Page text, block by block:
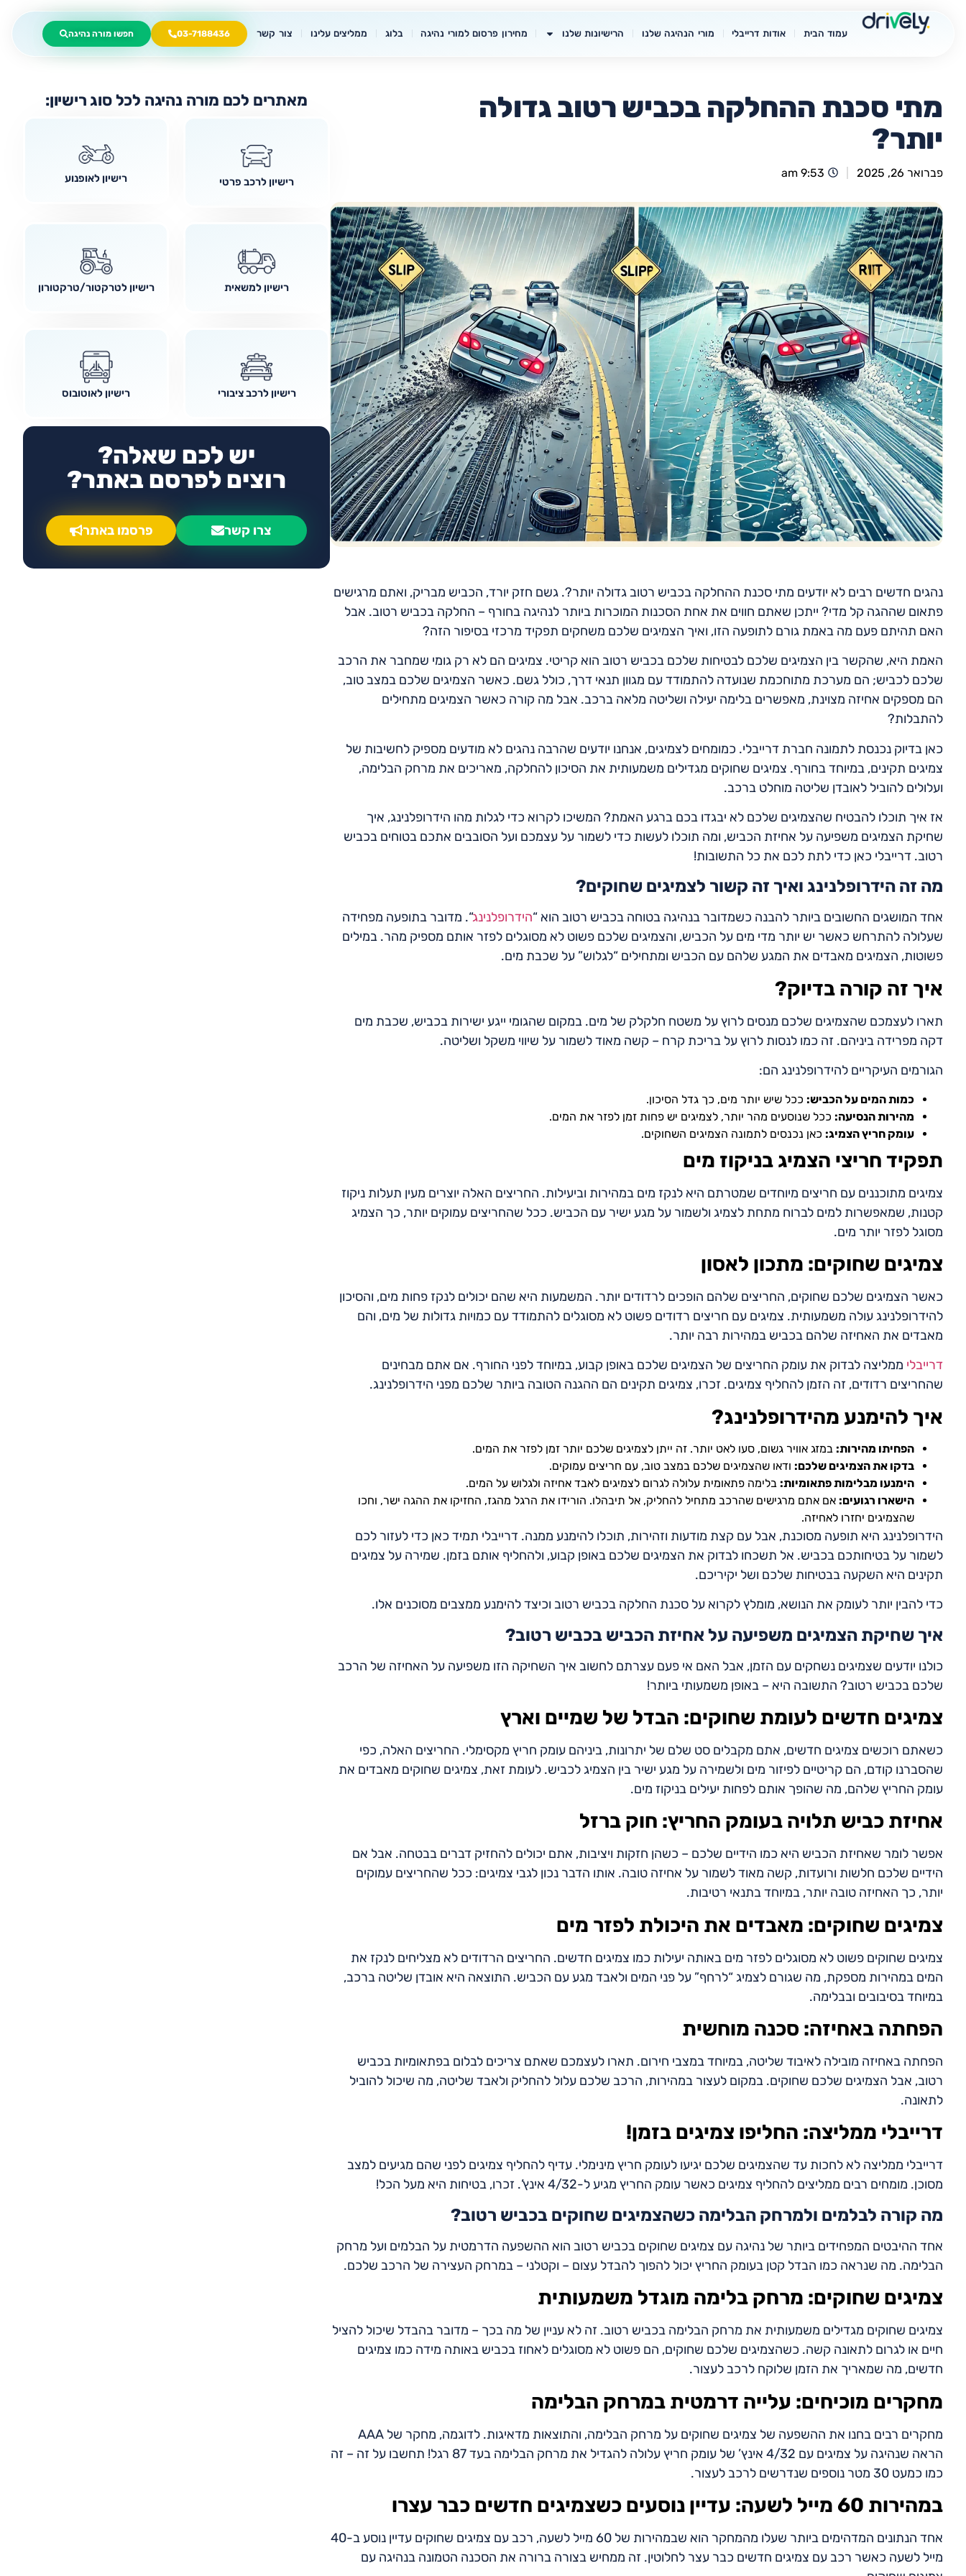
עמוד הבית אודות דרייבלי מורי הנהיגה שלנו הרישיונות שלנו מחירון פרסום למורי נהיגה בלוג ממליצים עלינו צור קשר 03-7188436 חפשו מורה נהיגה
מתי סכנת ההחלקה בכביש רטוב גדולה
יותר?
פברואר 26, 2025 9:53 am
נהגים חדשים רבים לא יודעים מתי סכנת ההחלקה בכביש רטוב גדולה יותר?. גשם חזק יורד, הכביש מבריק, ואתם מרגישים
פתאום שההגה קל מדי? ייתכן שאתם חווים את אחת הסכנות המוכרות ביותר לנהיגה בחורף – החלקה בכביש רטוב. אבל
האם תהיתם פעם מה באמת גורם לתופעה הזו, ואיך הצמיגים שלכם משחקים תפקיד מרכזי בסיפור הזה?
האמת היא, שהקשר בין הצמיגים שלכם לבטיחות שלכם בכביש רטוב הוא קריטי. צמיגים הם לא רק גומי שמחבר את הרכב
שלכם לכביש; הם מערכת מתוחכמת שנועדה להתמודד עם מגוון תנאי דרך, כולל גשם. כאשר הצמיגים שלכם במצב טוב,
הם מספקים אחיזה מצוינת, מאפשרים בלימה יעילה ושליטה מלאה ברכב. אבל מה קורה כאשר הצמיגים מתחילים
להתבלות?
כאן בדיוק נכנסת לתמונה חברת דרייבלי. כמומחים לצמיגים, אנחנו יודעים שהרבה נהגים לא מודעים מספיק לחשיבות של
צמיגים תקינים, במיוחד בחורף. צמיגים שחוקים מגדילים משמעותית את הסיכון להחלקה, מאריכים את מרחק הבלימה,
ועלולים להוביל לאובדן שליטה מוחלט ברכב.
אז איך תוכלו להבטיח שהצמיגים שלכם לא יבגדו בכם ברגע האמת? המשיכו לקרוא כדי לגלות מהו הידרופלנינג, איך
שחיקת הצמיגים משפיעה על אחיזת הכביש, ומה תוכלו לעשות כדי לשמור על עצמכם ועל הסובבים אתכם בטוחים בכביש
רטוב. דרייבלי כאן כדי לתת לכם את כל התשובות!
מה זה הידרופלנינג ואיך זה קשור לצמיגים שחוקים?
אחד המושגים החשובים ביותר להבנה כשמדובר בנהיגה בטוחה בכביש רטוב הוא “הידרופלנינג“. מדובר בתופעה מפחידה
שעלולה להתרחש כאשר יש יותר מדי מים על הכביש, והצמיגים שלכם פשוט לא מסוגלים לפזר אותם מספיק מהר. במילים
פשוטות, הצמיגים מאבדים את המגע שלהם עם הכביש ומתחילים “לגלוש” על שכבת מים.
איך זה קורה בדיוק?
תארו לעצמכם שהצמיגים שלכם מנסים לרוץ על משטח חלקלק של מים. במקום שהגומי ייגע ישירות בכביש, שכבת מים
דקה מפרידה ביניהם. זה כמו לנסות לרוץ על בריכת קרח – קשה מאוד לשמור על שיווי משקל ושליטה.
הגורמים העיקריים להידרופלנינג הם:
כמות המים על הכביש: ככל שיש יותר מים, כך גדל הסיכון.
מהירות הנסיעה: ככל שנוסעים מהר יותר, לצמיגים יש פחות זמן לפזר את המים.
עומק חריץ הצמיג: כאן נכנסים לתמונה הצמיגים השחוקים.
תפקיד חריצי הצמיג בניקוז מים
צמיגים מתוכננים עם חריצים מיוחדים שמטרתם היא לנקז מים במהירות וביעילות. החריצים האלה יוצרים מעין תעלות ניקוז
קטנות, שמאפשרות למים לברוח מתחת לצמיג ולשמור על מגע ישיר עם הכביש. ככל שהחריצים עמוקים יותר, כך הצמיג
מסוגל לפזר יותר מים.
צמיגים שחוקים: מתכון לאסון
כאשר הצמיגים שלכם שחוקים, החריצים שלהם הופכים לרדודים יותר. המשמעות היא שהם יכולים לנקז פחות מים, והסיכון
להידרופלנינג עולה משמעותית. צמיגים עם חריצים רדודים פשוט לא מסוגלים להתמודד עם כמויות גדולות של מים, והם
מאבדים את האחיזה שלהם בכביש במהירות רבה יותר.
דרייבלי ממליצה לבדוק את עומק החריצים של הצמיגים שלכם באופן קבוע, במיוחד לפני החורף. אם אתם מבחינים
שהחריצים רדודים, זה הזמן להחליף צמיגים. זכרו, צמיגים תקינים הם ההגנה הטובה ביותר שלכם מפני הידרופלנינג.
איך להימנע מהידרופלנינג?
הפחיתו מהירות: במזג אוויר גשום, סעו לאט יותר. זה ייתן לצמיגים שלכם יותר זמן לפזר את המים.
בדקו את הצמיגים שלכם: ודאו שהצמיגים שלכם במצב טוב, עם חריצים עמוקים.
הימנעו מבלימות פתאומיות: בלימה פתאומית עלולה לגרום לצמיגים לאבד אחיזה ולגלוש על המים.
הישארו רגועים: אם אתם מרגישים שהרכב מתחיל להחליק, אל תיבהלו. הורידו את הרגל מהגז, החזיקו את ההגה ישר, וחכו
שהצמיגים יחזרו לאחיזה.
הידרופלנינג היא תופעה מסוכנת, אבל עם קצת מודעות וזהירות, תוכלו להימנע ממנה. דרייבלי תמיד כאן כדי לעזור לכם
לשמור על בטיחותכם בכביש. אל תשכחו לבדוק את הצמיגים שלכם באופן קבוע, ולהחליף אותם בזמן. שמירה על צמיגים
תקינים היא השקעה בבטיחות שלכם ושל יקיריכם.
כדי להבין יותר לעומק את הנושא, מומלץ לקרוא על סכנת החלקה בכביש רטוב וכיצד להימנע ממצבים מסוכנים אלו.
איך שחיקת הצמיגים משפיעה על אחיזת הכביש בכביש רטוב?
כולנו יודעים שצמיגים נשחקים עם הזמן, אבל האם אי פעם עצרתם לחשוב איך השחיקה הזו משפיעה על האחיזה של הרכב
שלכם בכביש רטוב? התשובה היא – באופן משמעותי ביותר!
צמיגים חדשים לעומת שחוקים: הבדל של שמיים וארץ
כשאתם רוכשים צמיגים חדשים, אתם מקבלים סט שלם של יתרונות, ביניהם עומק חריץ מקסימלי. החריצים האלה, כפי
שהסברנו קודם, הם קריטיים לפיזור מים ולשמירה על מגע ישיר בין הצמיג לכביש. לעומת זאת, צמיגים שחוקים מאבדים את
עומק החריץ שלהם, מה שהופך אותם לפחות יעילים בניקוז מים.
אחיזת כביש תלויה בעומק החריץ: חוק ברזל
אפשר לומר שאחיזת הכביש היא כמו הידיים שלכם – כשהן חזקות ויציבות, אתם יכולים להחזיק דברים בבטחה. אבל אם
הידיים שלכם חלשות ורועדות, קשה מאוד לשמור על אחיזה טובה. אותו הדבר נכון לגבי צמיגים: ככל שהחריצים עמוקים
יותר, כך האחיזה טובה יותר, במיוחד בתנאי רטיבות.
צמיגים שחוקים: מאבדים את היכולת לפזר מים
צמיגים שחוקים פשוט לא מסוגלים לפזר מים באותה יעילות כמו צמיגים חדשים. החריצים הרדודים לא מצליחים לנקז את
המים במהירות מספקת, מה שגורם לצמיג “לרחף” על פני המים ולאבד מגע עם הכביש. התוצאה היא אובדן שליטה ברכב,
במיוחד בסיבובים ובבלימה.
הפחתה באחיזה: סכנה מוחשית
הפחתה באחיזה מובילה לאיבוד שליטה, במיוחד במצבי חירום. תארו לעצמכם שאתם צריכים לבלום בפתאומיות בכביש
רטוב, אבל הצמיגים שלכם שחוקים. במקום לעצור במהירות, הרכב שלכם עלול להחליק ולאבד שליטה, מה שיכול להוביל
לתאונה.
דרייבלי ממליצה: החליפו צמיגים בזמן!
דרייבלי ממליצה לא לחכות עד שהצמיגים שלכם יגיעו לעומק חריץ מינימלי. עדיף להחליף צמיגים לפני שהם מגיעים למצב
מסוכן. מומחים רבים ממליצים להחליף צמיגים כאשר עומק החריץ מגיע ל-4/32 אינץ’. זכרו, בטיחות היא מעל הכל!
מה קורה לבלמים ולמרחק הבלימה כשהצמיגים שחוקים בכביש רטוב?
אחד ההיבטים המפחידים ביותר של נהיגה עם צמיגים שחוקים בכביש רטוב הוא ההשפעה הדרמטית על הבלמים ועל מרחק
הבלימה. מה שנראה כמו הבדל קטן בעומק החריץ יכול להפוך להבדל עצום – וקטלני – במרחק העצירה של הרכב שלכם.
צמיגים שחוקים: מרחק בלימה מוגדל משמעותית
צמיגים שחוקים מגדילים משמעותית את מרחק הבלימה בכביש רטוב. זה לא עניין של מה בכך – מדובר בהבדל שיכול להציל
חיים או לגרום לתאונה קשה. כשהצמיגים שלכם שחוקים, הם פשוט לא מסוגלים לאחוז בכביש באותה מידה כמו צמיגים
חדשים, מה שמאריך את הזמן שלוקח לרכב לעצור.
מחקרים מוכיחים: עלייה דרמטית במרחק הבלימה
מחקרים רבים בחנו את ההשפעה של צמיגים שחוקים על מרחק הבלימה, והתוצאות מדאיגות. לדוגמה, מחקר של AAA
הראה שנהיגה על צמיגים עם 4/32 אינץ’ של עומק חריץ עלולה להגדיל את מרחק הבלימה בעד 87 רגל! תחשבו על זה – זה
כמו כמעט 30 מטר נוספים שנדרשים לרכב לעצור.
במהירות 60 מייל לשעה: עדיין נוסעים כשצמיגים חדשים כבר עצרו
אחד הנתונים המדהימים ביותר שעלו מהמחקר הוא שבמהירות של 60 מייל לשעה, רכב עם צמיגים שחוקים עדיין נוסע ב-40
מייל לשעה כאשר רכב עם צמיגים חדשים כבר עצר לחלוטין. זה ממחיש בצורה ברורה את הסכנה הטמונה בנהיגה עם
מאתרים לכם מורה נהיגה לכל סוג רישיון:
רישיון לרכב פרטי רישיון לאופנוע
רישיון למשאית רישיון לטרקטור/טרקטורון
רישיון לרכב ציבורי רישיון לאוטובוס
יש לכם שאלה?
רוצים לפרסם באתר?
צרו קשר פרסמו באתר